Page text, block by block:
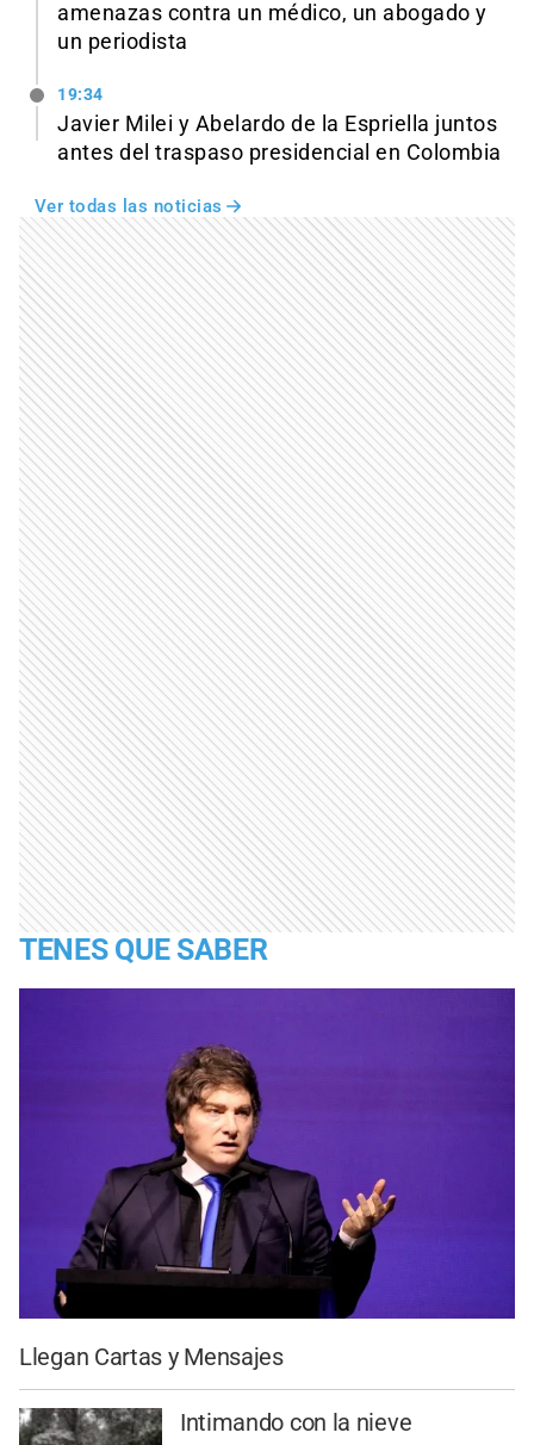
amenazas contra un médico, un abogado y
un periodista
19:34
Javier Milei y Abelardo de la Espriella juntos
antes del traspaso presidencial en Colombia
Ver todas las noticias
TENES QUE SABER
Llegan Cartas y Mensajes
Intimando con la nieve